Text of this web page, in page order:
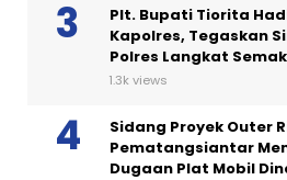
Plt. Bupati Tiorita
Kapolres, Tegaskan
Polres Langkat
1.3k views
Sidang Proyek Outer
Pematangsiantar
Dugaan Plat Mobil